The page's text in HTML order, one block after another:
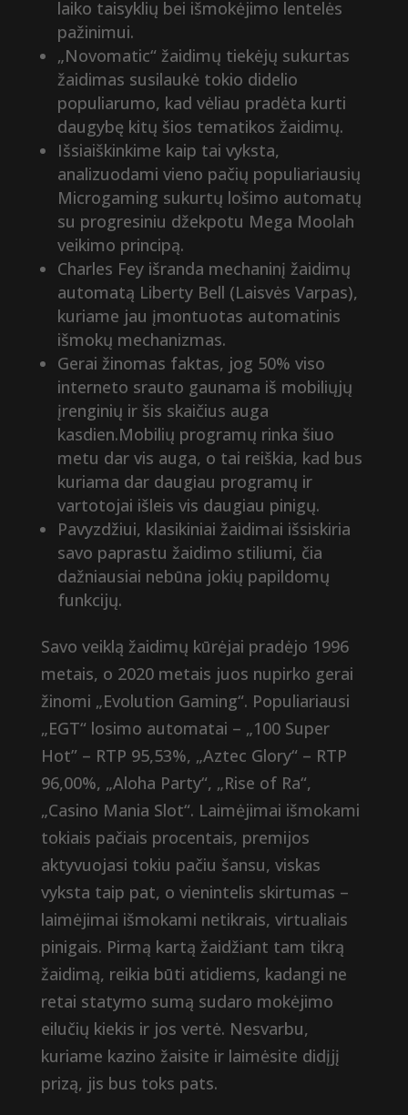
laiko taisyklių bei išmokėjimo lentelės
pažinimui.
„Novomatic“ žaidimų tiekėjų sukurtas
žaidimas susilaukė tokio didelio
populiarumo, kad vėliau pradėta kurti
daugybę kitų šios tematikos žaidimų.
Išsiaiškinkime kaip tai vyksta,
analizuodami vieno pačių populiariausių
Microgaming sukurtų lošimo automatų
su progresiniu džekpotu Mega Moolah
veikimo principą.
Charles Fey išranda mechaninį žaidimų
automatą Liberty Bell (Laisvės Varpas),
kuriame jau įmontuotas automatinis
išmokų mechanizmas.
Gerai žinomas faktas, jog 50% viso
interneto srauto gaunama iš mobiliųjų
įrenginių ir šis skaičius auga
kasdien.Mobilių programų rinka šiuo
metu dar vis auga, o tai reiškia, kad bus
kuriama dar daugiau programų ir
vartotojai išleis vis daugiau pinigų.
Pavyzdžiui, klasikiniai žaidimai išsiskiria
savo paprastu žaidimo stiliumi, čia
dažniausiai nebūna jokių papildomų
funkcijų.
Savo veiklą žaidimų kūrėjai pradėjo 1996
metais, o 2020 metais juos nupirko gerai
žinomi „Evolution Gaming“. Populiariausi
„EGT“ losimo automatai – „100 Super
Hot” – RTP 95,53%, „Aztec Glory“ – RTP
96,00%, „Aloha Party“, „Rise of Ra“,
„Casino Mania Slot“. Laimėjimai išmokami
tokiais pačiais procentais, premijos
aktyvuojasi tokiu pačiu šansu, viskas
vyksta taip pat, o vienintelis skirtumas –
laimėjimai išmokami netikrais, virtualiais
pinigais. Pirmą kartą žaidžiant tam tikrą
žaidimą, reikia būti atidiems, kadangi ne
retai statymo sumą sudaro mokėjimo
eilučių kiekis ir jos vertė. Nesvarbu,
kuriame kazino žaisite ir laimėsite didįjį
prizą, jis bus toks pats.